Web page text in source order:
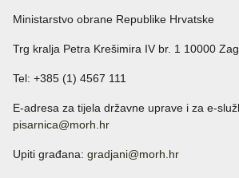
Ministarstvo obrane Republike Hrvatske
Trg kralja Petra Krešimira IV br. 1 10000
Tel: +385 (1) 4567 111
E-adresa za tijela državne uprave i za e-
pisarnica@morh.hr
Upiti građana: gradjani@morh.hr